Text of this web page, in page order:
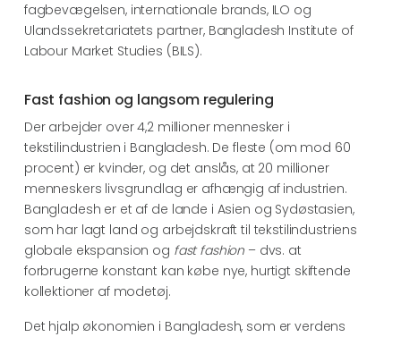
fagbevægelsen, internationale brands, ILO og
Ulandssekretariatets partner, Bangladesh Institute of
Labour Market Studies (BILS).
Fast fashion og langsom regulering
Der arbejder over 4,2 millioner mennesker i
tekstilindustrien i Bangladesh. De fleste (om mod 60
procent) er kvinder, og det anslås, at 20 millioner
menneskers livsgrundlag er afhængig af industrien.
Bangladesh er et af de lande i Asien og Sydøstasien,
som har lagt land og arbejdskraft til tekstilindustriens
globale ekspansion og fast fashion – dvs. at
forbrugerne konstant kan købe nye, hurtigt skiftende
kollektioner af modetøj.
Det hjalp økonomien i Bangladesh, som er verdens